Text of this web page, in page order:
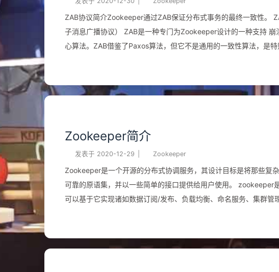
ZAB协议简介Zookeeper通过ZAB保证分布式事务的最终一致性
子消息广播协议） ZAB是一种专门为Zookeeper设计的一种支持 崩溃恢复 的 原子广播协议 ，是Zookeeper保证数据一致性的核
心算法。ZAB借鉴了Paxos算法，但它不是通用的一致性算法，是特别为Zookeeper设计的
到所有的Follower进程中。 问题提出 主从架构下，leader 崩溃，数据一致性怎么保证？ 选举 leader 的时候，整个集群无法处理
Zookeeper简介
发表于 2020-12-29 Zookeeper
Zookeeper是⼀个开源的分布式协调服务，其设计⽬标是将那些复
可靠的原语集，并以⼀些简单的接⼝提供给⽤户使⽤。 zookeeper
可以基于它实现诸如数据订阅/发布、负载均衡、命名服务、集群
的过半写成功策略，因此 Observer 可以在不影响写性能的情况下